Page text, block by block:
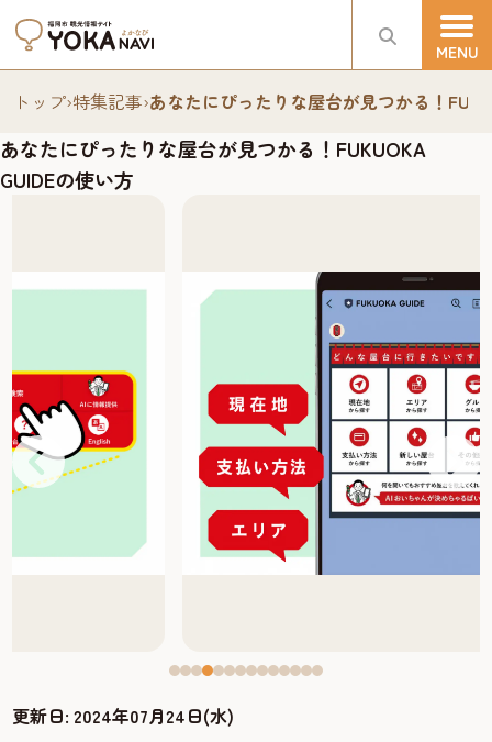
トップ›特集記事›あなたにぴったりな屋台が見つかる！
あなたにぴったりな屋台が見つかる！FUKUOKA
GUIDEの使い方
更新日:2024年07月24日(水)